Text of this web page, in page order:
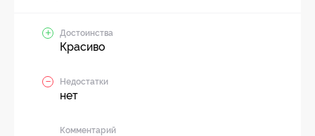
Достоинства
Красиво
Недостатки
нет
Комментарий